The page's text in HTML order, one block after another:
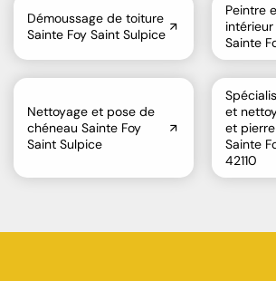
Démoussage de toiture
Sainte Foy Saint Sulpice
Peintre
Sainte
Nettoyage et pose de
chéneau Sainte Foy
Saint Sulpice
et
et
Sainte
42110